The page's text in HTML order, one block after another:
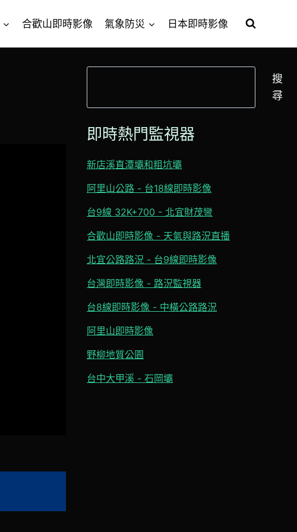
合歡山即時影像 氣象防災 日本即時影像
搜
尋
即時熱門監視器
新店溪直潭壩和粗坑壩
阿里山公路 - 台18線即時影像
台9線 32K+700 - 北宜財茂彎
合歡山即時影像 - 天氣與路況直播
北宜公路路況 - 台9線即時影像
台灣即時影像 - 路況監視器
台8線即時影像 - 中橫公路路況
阿里山即時影像
野柳地質公園
台中大甲溪 - 石岡壩